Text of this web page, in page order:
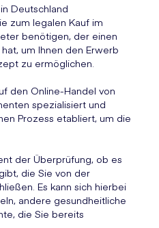
Deutschland
zum legalen Kauf im
benötigen, der einen
um Ihnen den Erwerb
zu ermöglichen.
den Online-Handel von
spezialisiert und
Prozess etabliert, um die
der Überprüfung, ob es
die Sie von der
Es kann sich hierbei
andere gesundheitliche
die Sie bereits